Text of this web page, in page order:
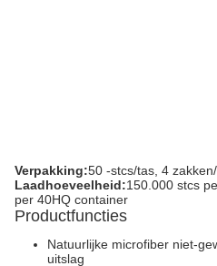
Verpakking:50 -stcs/tas, 4
Laadhoeveelheid:150.000 stcs
per 40HQ container
Productfuncties
Natuurlijke microfiber niet-
uitslag